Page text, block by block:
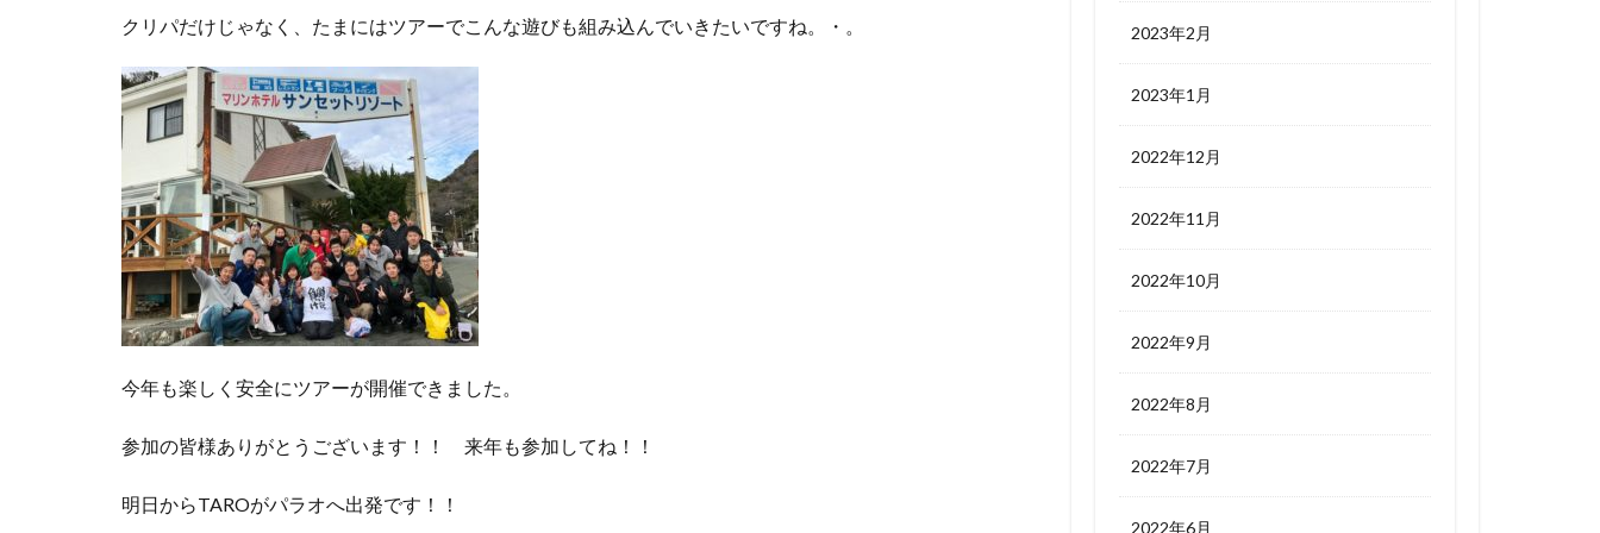
クリパだけじゃなく、たまにはツアーでこんな遊びも組み込んでいきたいですね。・。
今年も楽しく安全にツアーが開催できました。
参加の皆様ありがとうございます！！ 来年も参加してね！！
明日からTAROがパラオへ出発です！！
2023年2月
2023年1月
2022年12月
2022年11月
2022年10月
2022年9月
2022年8月
2022年7月
2022年6月